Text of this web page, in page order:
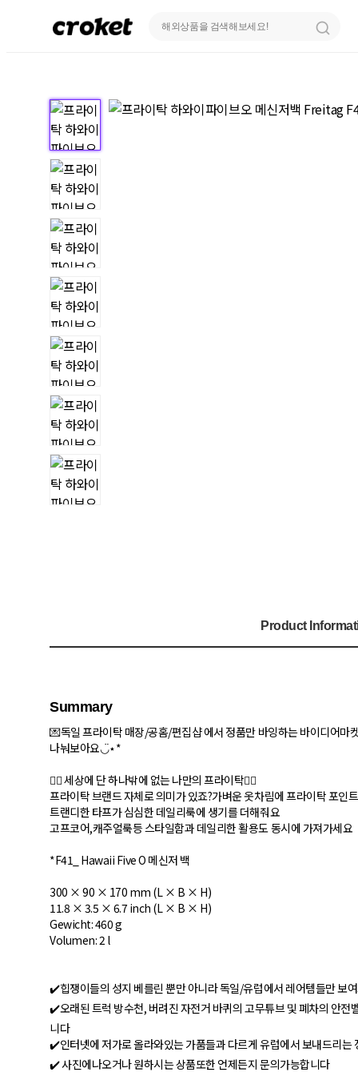
Product
Summary
💌독일 프라이탁 매장/공홈/편집샵 에서 정품만 바잉하는 바이디어마
나눠보아요◡̈⋆*
❤️‍🔥 세상에 단 하나밖에 없는 나만의 프라이탁❤️‍🔥
프라이탁 브랜드 자체로 의미가 있죠?가벼운 옷차림에 프라이탁 포인
트랜디한 타프가 심심한 데일리룩에 생기를 더해줘요
고프코어,캐주얼룩등 스타일함과 데일리한 활용도 동시에 가져가세요
*F41_ Hawaii Five O 메신저 백
300 × 90 × 170 mm (L × B × H)
11.8 × 3.5 × 6.7 inch (L × B × H)
Gewicht: 460 g
Volumen: 2 l
✔️힙쟁이들의 성지 베를린 뿐만 아니라 독일/유럽에서 레어템들만 보
✔️ 오래된 트럭 방수천, 버려진 자전거 바퀴의 고무튜브 및 폐차의 안
니다
✔️인터넷에 저가로 올라와있는 가품들과 다르게 유럽에서 보내드리는
✔️ 사진에나오거나 원하시는 상품또한 언제든지 문의가능합니다